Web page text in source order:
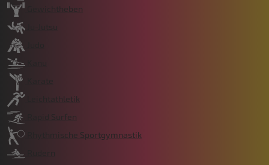
Gewichtheben
Ju-Jutsu
Leichtathletik
Rapid Surfen
Rhythmische Sportgymnastik
Rudern